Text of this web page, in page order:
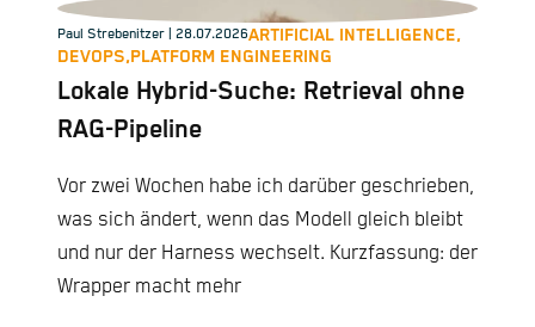
Paul Strebenitzer | 28.07.2026ARTIFICIAL INTELLIGENCE,
DEVOPS,PLATFORM ENGINEERING
Lokale Hybrid-Suche: Retrieval ohne
RAG-Pipeline
Vor zwei Wochen habe ich darüber geschrieben,
was sich ändert, wenn das Modell gleich bleibt
und nur der Harness wechselt. Kurzfassung: der
Wrapper macht mehr